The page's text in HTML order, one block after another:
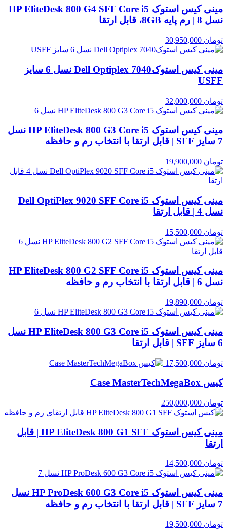
مینی کیس استوک HP EliteDesk 800 G4 SFF Core i5
نسل 8 | رم پایه 8GB، قابل ارتقا
تومان
مینی کیس استوکDell Optiplex 7040 نسل 6 سایز
USFF
تومان
مینی کیس استوک HP EliteDesk 800 G3 Core i5 نسل
7 سایز SFF | قابل ارتقا با انتخاب رم و حافظه
تومان
مینی کیس استوک Dell OptiPlex 9020 SFF Core i5
نسل 4 | قابل ارتقا
تومان
مینی کیس استوک HP EliteDesk 800 G2 SFF Core i5
نسل 6 | قابل ارتقا با انتخاب رم و حافظه
تومان
مینی کیس استوک HP EliteDesk 800 G3 Core i5 نسل
6 سایز SFF | قابل ارتقا
تومان
کیس Case MasterTechMegaBox
تومان
مینی کیس استوک HP EliteDesk 800 G1 SFF | قابل
ارتقا
تومان
مینی کیس استوک HP ProDesk 600 G3 Core i5 نسل
7 سایز SFF | قابل ارتقا با انتخاب رم و حافظه
تومان